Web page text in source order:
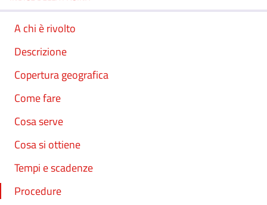
A chi è rivolto
Descrizione
Copertura geografica
Come fare
Cosa serve
Cosa si ottiene
Tempi e scadenze
Procedure